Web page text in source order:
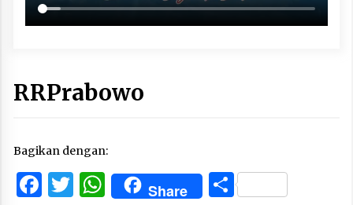
RRPrabowo
Bagikan dengan:
Facebook
Twitter
WhatsApp
Share Share